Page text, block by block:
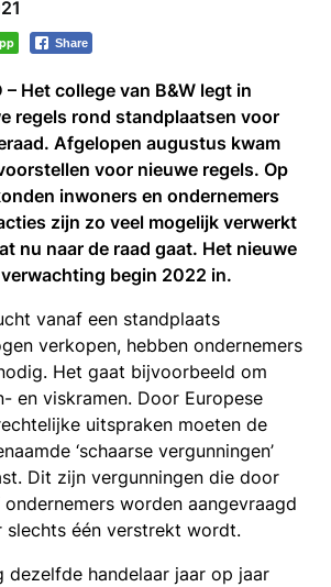
Share
– Het college van B&W legt in
regels rond standplaatsen voor
Afgelopen augustus kwam
voor nieuwe regels. Op
inwoners en ondernemers
zijn zo veel mogelijkverwerkt
nu naar de raad gaat. Het nieuwe
begin 2022 in.
vanaf een standplaats
verkopen, hebben ondernemers
Het gaat bijvoorbeeld om
en viskramen. Door Europese
uitspraken moeten de
‘schaarse vergunningen’
Dit zijn vergunningen die door
worden aangevraagd
slechts één verstrekt wordt.
dezelfde handelaar jaar op jaar